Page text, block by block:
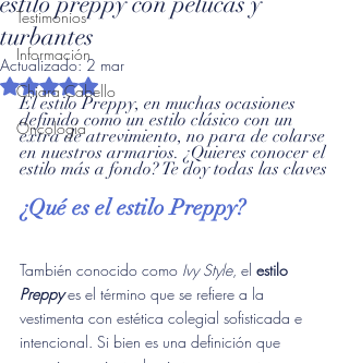
Testimonios
Información
Chiara Cabello
Oncología
turbantes
Actualizado:2 mar
Obtuvo NaN de 5 estrellas.
El estilo Preppy, en muchas ocasiones
definido como un estilo clásico con un
extra de atrevimiento, no para de colarse
en nuestros armarios. ¿Quieres conocer el
estilo más a fondo? Te doy todas las claves
¿Qué es el estilo Preppy?
También conocido como Ivy Style, el estilo
Preppy es el término que se refiere a la
vestimenta con estética colegial sofisticada e
intencional. Si bien es una definición que